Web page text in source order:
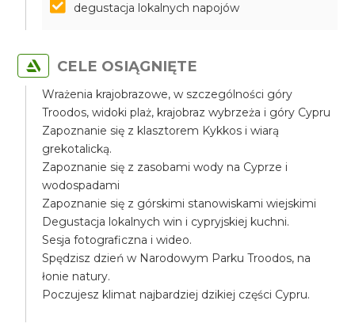
degustacja lokalnych napojów
CELE OSIĄGNIĘTE
Wrażenia krajobrazowe, w szczególności góry
Troodos, widoki plaż, krajobraz wybrzeża i góry Cypru
Zapoznanie się z klasztorem Kykkos i wiarą
grekotalicką.
Zapoznanie się z zasobami wody na Cyprze i
wodospadami
Zapoznanie się z górskimi stanowiskami wiejskimi
Degustacja lokalnych win i cypryjskiej kuchni.
Sesja fotograficzna i wideo.
Spędzisz dzień w Narodowym Parku Troodos, na
łonie natury.
Poczujesz klimat najbardziej dzikiej części Cypru.